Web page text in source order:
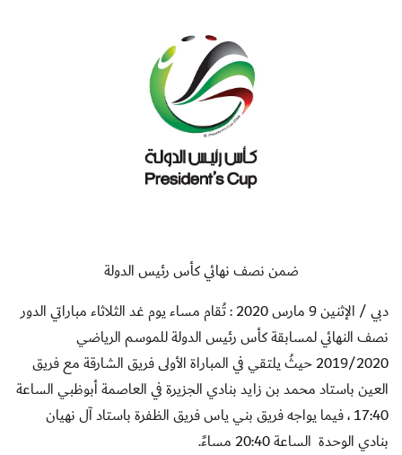
ضمن نصف نهائي كأس رئيس الدولة
دبي / الإثنين 9 مارس 2020 :
تُقام مساء يوم غد الثلاثاء مباراتي الدور
نصف النهائي لمسابقة كأس رئيس الدولة للموسم الرياضي
2019/2020 حيثُ يلتقي في المباراة الأولى فريق الشارقة مع فريق
العين باستاد محمد بن زايد بنادي الجزيرة في العاصمة أبوظبي الساعة
17:40 ، فيما يواجه فريق بني ياس فريق الظفرة باستاد آل نهيان
بنادي الوحدة الساعة 20:40 مساءً.